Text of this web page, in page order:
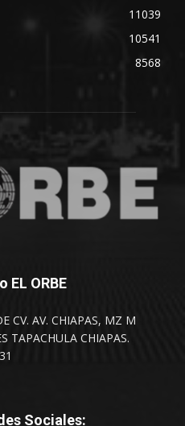
11039
10541
8568
EL ORBE
CV. AV. CHIAPAS, MZ M
TAPACHULA CHIAPAS.
Sociales: